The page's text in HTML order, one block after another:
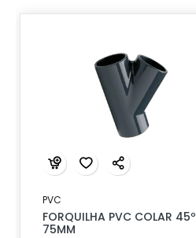
PVC
FORQUILHA PVC COLAR 45º
75MM